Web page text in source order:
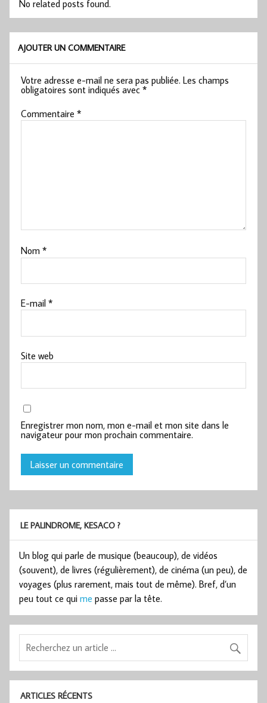
No related posts found.
AJOUTER UN COMMENTAIRE
Votre adresse e-mail ne sera pas publiée. Les champs
obligatoires sont indiqués avec*
Commentaire*
Nom*
E-mail*
Site web
Enregistrer mon nom, mon e-mail et mon site dans le
navigateur pour mon prochain commentaire.
LE PALINDROME, KESACO ?
Un blog qui parle de musique (beaucoup), de vidéos
(souvent), de livres (régulièrement), de cinéma (un peu), de
voyages (plus rarement, mais tout de même). Bref, d’un
peu tout ce qui me passe par la tête.
ARTICLES RÉCENTS